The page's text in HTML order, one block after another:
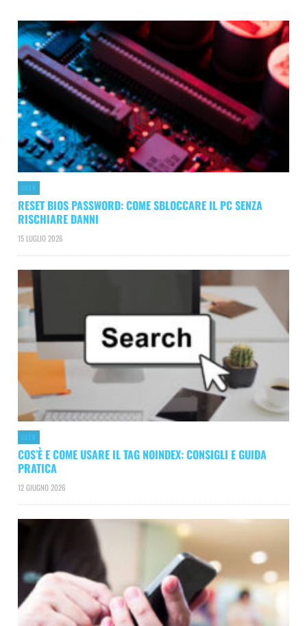
GEEK
RESET BIOS PASSWORD: COME SBLOCCARE IL PC SENZA
RISCHIARE DANNI
15 LUGLIO 2026
GEEK
COS’È E COME USARE IL TAG NOINDEX: CONSIGLI E GUIDA
PRATICA
12 GIUGNO 2026